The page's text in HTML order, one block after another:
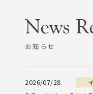
お知らせ
2026/07/28